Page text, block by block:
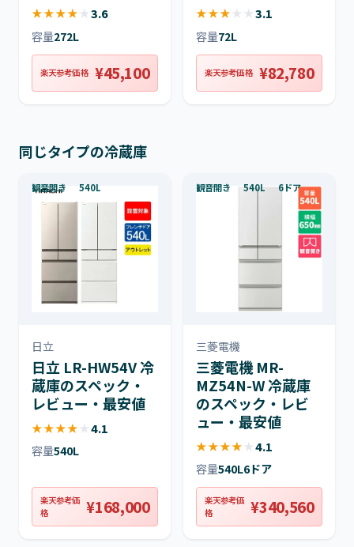
★★★★ ★ 3.6
容量272L
楽天参考価格 ¥45,100
★★★ ★ ★ 3.1
容量72L
楽天参考価格 ¥82,780
同じタイプの冷蔵庫
観音開き 540L
日立
日立 LR-HW54V 冷
蔵庫のスペック・
レビュー・最安値
★★★★ ★ 4.1
容量540L
楽天参考価
格
¥168,000
観音開き 540L 6ドア
三菱電機
三菱電機 MR-
MZ54N-W 冷蔵庫
のスペック・レビ
ュー・最安値
★★★★ ★ 4.1
容量540L6ドア
楽天参考価
格
¥340,560